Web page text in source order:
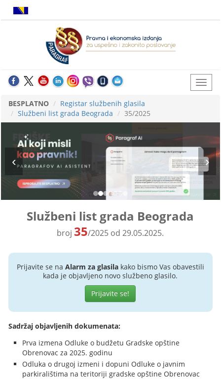
BESPLATNO
Registar službenih glasila
Službeni list grada Beograda
35/2025
Službeni list grada Beograda
broj 35/2025 od 29.05.2025.
Prijavite se na Alarm za glasilakako bismo Vas obavestili
kada je objavljeno novo službeno glasilo.
Prijavite se!
Sadržaj objavljenih dokumenata:
Prva izmena Odluke o budžetu Gradske opštine
Obrenovac za 2025. godinu
Odluka o drugoj izmeni i dopuni Odluke o javnim
parkiralištima na teritoriji gradske opštine Obrenovac